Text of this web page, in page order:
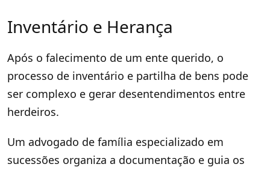
Inventário e Herança
Após o falecimento de um ente querido, o
processo de inventário e partilha de bens pode
ser complexo e gerar desentendimentos entre
herdeiros.
Um advogado de família especializado em
sucessões organiza a documentação e guia os